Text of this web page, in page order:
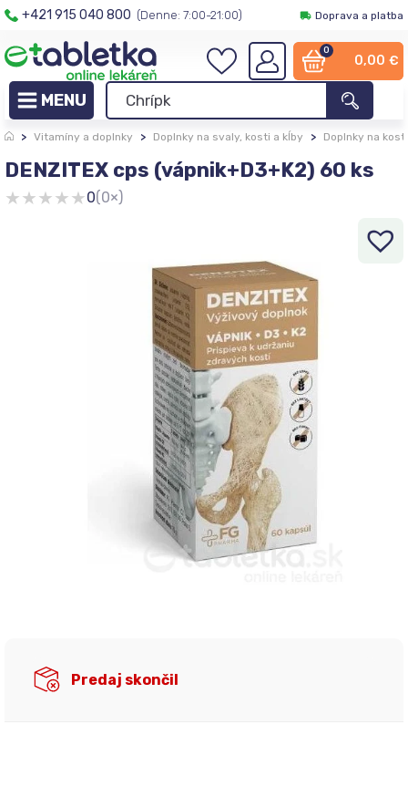
+421 915 040 800 (Denne: 7:00-21:00) Doprava a platba
0
0,00 €
> Vitamíny a doplnky > Doplnky na svaly, kosti a kĺby > Doplnky na
DENZITEX cps (vápnik+D3+K2) 60 ks
★★★★★0(0×)
Predaj skončil